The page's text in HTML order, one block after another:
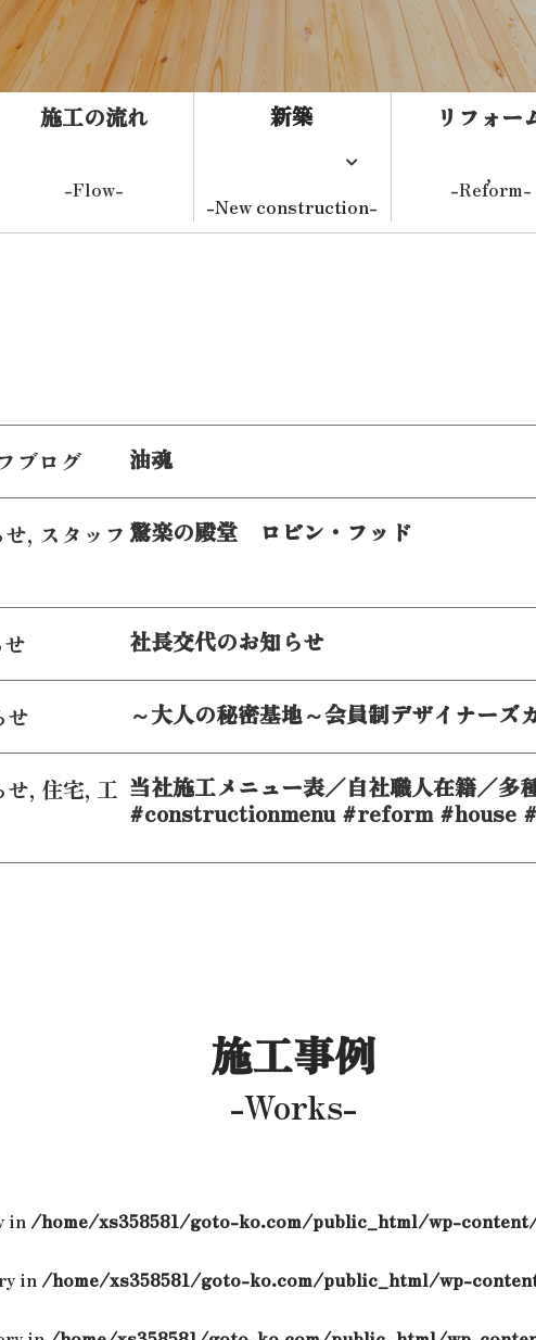
施工の流れ
-Flow-
新築
-New construction-
リフォー
-Reform-
油魂
ブログ
驚楽の殿堂 ロビン・フッド
, スタッフ
社長交代のお知らせ
～大人の秘密基地～会員制デザイナー
せ
当社施工メニュー表／自社職人在籍／多
#constructionmenu #reform #house
せ, 住宅, 工
施工事例
-Works-
in /home/xs358581/goto-ko.com/public_html/wp-
in /home/xs358581/goto-ko.com/public_html/wp-